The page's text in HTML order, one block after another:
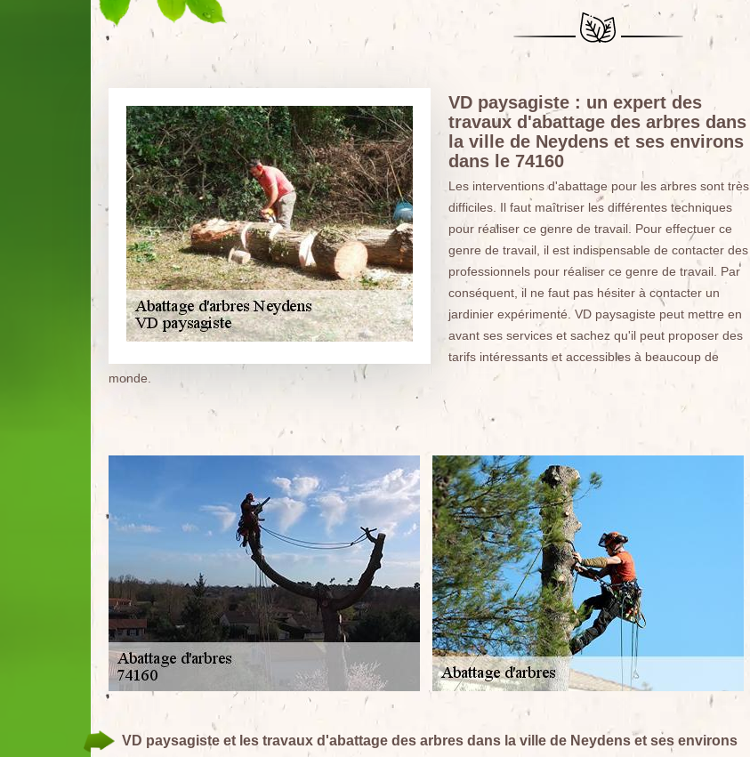
VD paysagiste : un expert des
travaux d'abattage des arbres dans
la ville de Neydens et ses environs
dans le 74160
Les interventions d'abattage pour les arbres sont très
difficiles. Il faut maîtriser les différentes techniques
pour réaliser ce genre de travail. Pour effectuer ce
genre de travail, il est indispensable de contacter des
professionnels pour réaliser ce genre de travail. Par
conséquent, il ne faut pas hésiter à contacter un
jardinier expérimenté. VD paysagiste peut mettre en
avant ses services et sachez qu'il peut proposer des
tarifs intéressants et accessibles à beaucoup de
monde.
VD paysagiste et les travaux d'abattage des arbres dans la ville de Neydens et ses environs